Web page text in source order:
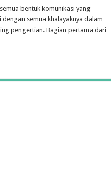
bentuk komunikasi yang
semua khalayaknya dalam
pengertian. Bagian pertama dari